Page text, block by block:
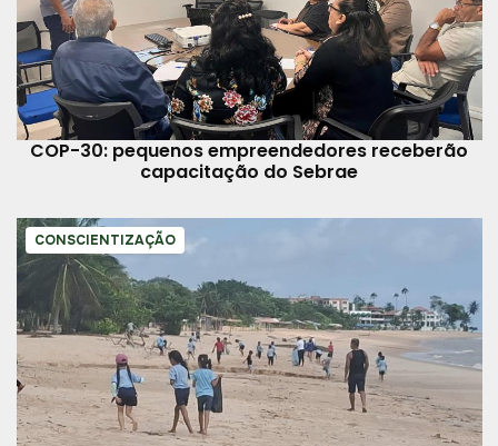
COP-30: pequenos empreendedores receberão
capacitação do Sebrae
CONSCIENTIZAÇÃO